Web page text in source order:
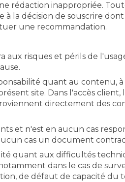
rédaction inappropriée.
la décision de souscrire
une recommandation.
risques et périls de
quant au contenu,
site. Dans l'accès client,
directement des
et n'est en aucun cas
cas un document
quant aux difficultés
dans le cas de
de défaut de capacité du